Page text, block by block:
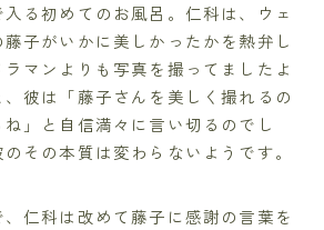
る初めてのお風呂。仁科は、ウェ
子がいかに美しかったかを熱弁し
マンよりも写真を撮ってましたよ
彼は「藤子さんを美しく撮れるの
」と自信満々に言い切るのでし
その本質は変わらないようです。
仁科は改めて藤子に感謝の言葉を